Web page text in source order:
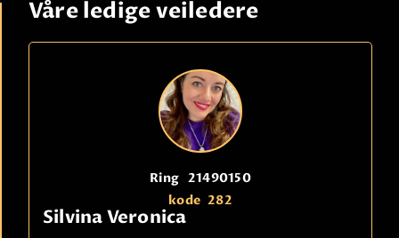
Våre ledige veiledere
Ring 21490150
kode 282
Silvina Veronica